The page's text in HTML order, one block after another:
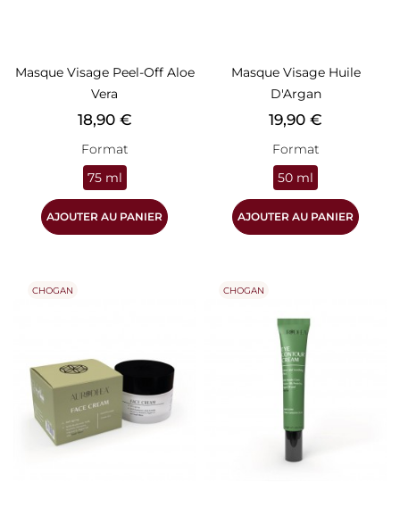
Masque Visage Peel-Off Aloe
Vera
Prix
18,90 €
Format
75 ml
AJOUTER AU PANIER
Masque Visage Huile
D'Argan
Prix
19,90 €
Format
50 ml
AJOUTER AU PANIER
CHOGAN CHOGAN